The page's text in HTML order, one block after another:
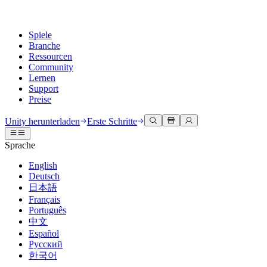
Spiele
Branche
Ressourcen
Community
Lernen
Support
Preise
Unity Engine
Erstellen Sie 2D- und 3D-Spiele für jede Plattform
Zusammenarbeit
Schnell mit Ihrem Team zusammenarbeiten und iterieren
Unity herunterladen
Abonnements und Preise
Bereitstellen
Multiplattform
3D-Zusammenarbeit
Erstellen und überprüfen Sie 3D-Projekte in Echtzeit
Immersive Schulung
In immersiven Umgebungen trainieren
Kundenerlebnisse
Interaktive 3D-Erlebnisse erstellen
Branchen
Fertigung
Dokumentation
Entwicklertools
Versionsfreigaben und Fehlerverfolgung
Roadmap
Bevorstehende Funktionen überprüfen
Glossar
Diskussionen
Veranstaltungen
Globale und lokale Veranstaltungen
Gemeinschaftsgeschichten
Made with Unity
Präsentation von Unity-Schöpfern
Unity Learn
Meistern Sie Unity-Fähigkeiten kostenlos
Professionelles Training
Verbessern Sie Ihr Team mit Unity-Trainern
Neu bei Unity
Erste Schritte
Beginnen Sie noch heute mit dem Lernen
Unity Essential Pathways
Hilfe erhalten
Wir helfen Ihnen, mit Unity erfolgreich zu sein
Erfolgspläne
Erreichen Sie Ihre Ziele schneller mit Expertenunterstützung
FAQ
Antworten auf häufige Fragen
Kontakt aufnehmen
Verbinden Sie sich mit unserem Team
Unity herunterladen Erste Schritte
Sprache
English
Deutsch
日本語
Français
Português
中文
Español
Русский
한국어